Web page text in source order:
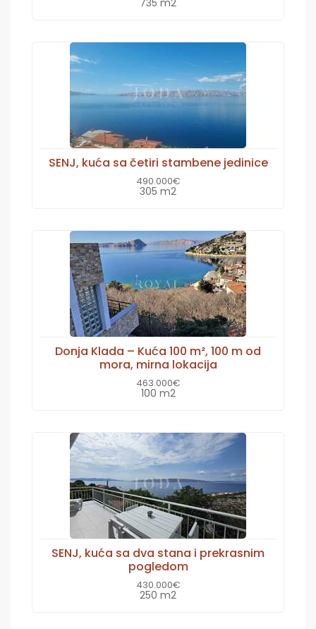
SENJ, kuća sa četiri stambene jedinice
490.000€
305 m2
Donja Klada – Kuća 100 m², 100 m od
mora, mirna lokacija
463.000€
100 m2
SENJ, kuća sa dva stana i prekrasnim
pogledom
430.000€
250 m2